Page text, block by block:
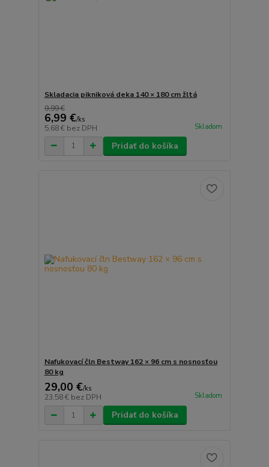
Skladacia pikniková deka 140 × 180 cm žltá
9,99 €
6,99 €/ks
5,68 € bez DPH Skladom
Pridať do košíka
Nafukovací čln Bestway 162 × 96 cm s nosnosťou
80 kg
29,00 €/ks
23,58 € bez DPH Skladom
Pridať do košíka